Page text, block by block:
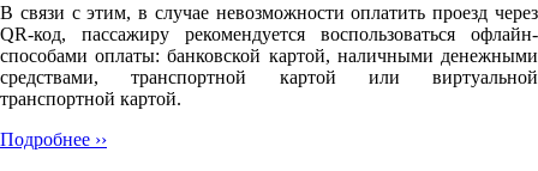
В связи с этим, в случае невозможности оплатить проезд через
QR-код, пассажиру рекомендуется воспользоваться офлайн-
способами оплаты: банковской картой, наличными денежными
средствами, транспортной картой или виртуальной
транспортной картой.
Подробнее ››